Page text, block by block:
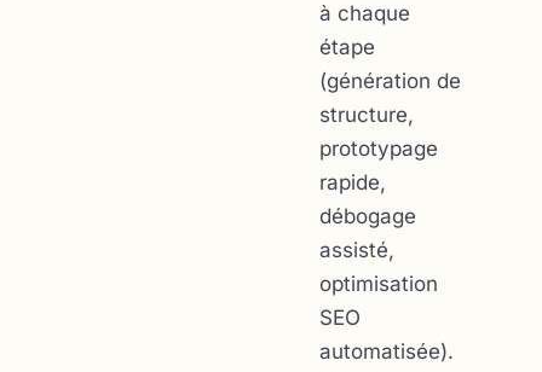
à chaque
étape
(génération de
structure,
prototypage
rapide,
débogage
assisté,
optimisation
SEO
automatisée).